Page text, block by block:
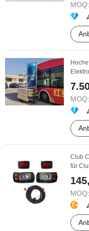
MOQ:
MOQ:
Club
für
MOQ: